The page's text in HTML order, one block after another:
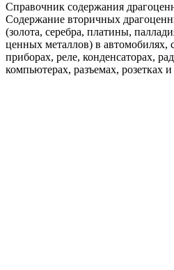
Справочник содержания
Содержание вторичных
(золота, серебра, платины,
ценных металлов) в автомобилях,
приборах, реле, конденсаторах,
компьютерах, разъемах, розетках и